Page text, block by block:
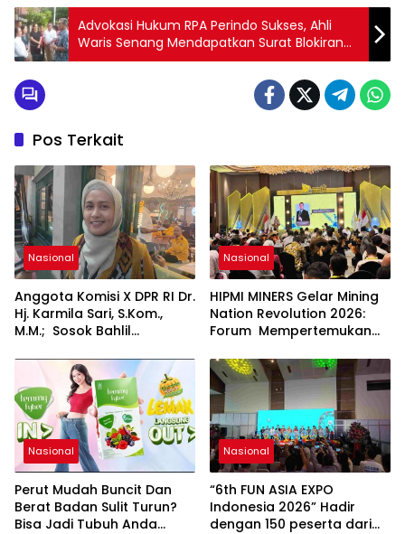
Advokasi Hukum RPA Perindo Sukses, Ahli
Waris Senang Mendapatkan Surat Blokiran
dari BPN Jakbar
Pos Terkait
Nasional
Anggota Komisi X DPR RI Dr.
Hj. Karmila Sari, S.Kom.,
M.M.; Sosok Bahlil
Sumber Inspirasi bagi
Generasi Muda, Pelaku
Usaha, Pemerintah,
maupun Pemangku
Kepentingan lainnya untuk
bersama-sama
Memberikan Kontribusi
bagi Pembangunan
Nasional.
Nasional
HIPMI MINERS Gelar Mining
Nation Revolution 2026:
Forum Mempertemukan
Investor, Akademisi, dan
Pengusaha dalam
Mendukung Percepatan
Hilirisasi Nasional.
Nasional
Perut Mudah Buncit Dan
Berat Badan Sulit Turun?
Bisa Jadi Tubuh Anda
Nasional
“6th FUN ASIA EXPO
Indonesia 2026” Hadir
dengan 150 peserta dari